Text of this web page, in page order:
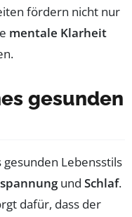
fördern nicht nur
mentale Klarheit
gesunden
Lebensstils
und Schlaf.
dafür, dass der